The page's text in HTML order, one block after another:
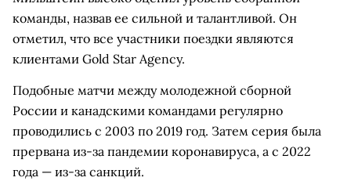
команды, назвав ее сильной и талантливой. Он
отметил, что все участники поездки являются
клиентами Gold Star Agency.
Подобные матчи между молодежной сборной
России и канадскими командами регулярно
проводились с 2003 по 2019 год. Затем серия была
прервана из-за пандемии коронавируса, а с 2022
года — из-за санкций.